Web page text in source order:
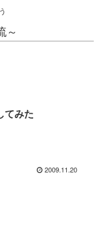
～
てみた
2009.11.20